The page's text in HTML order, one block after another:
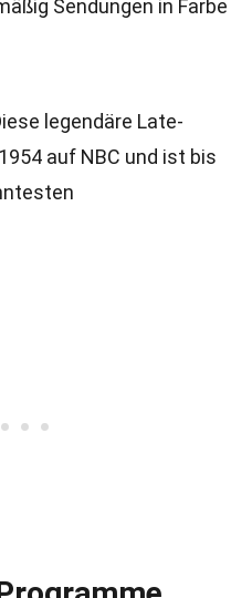
Sendungen in Farbe
legendäre Late-
auf NBC und ist bis